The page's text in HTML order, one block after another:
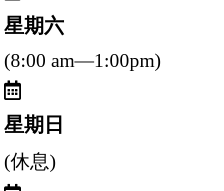
星期六
(8:00 am—1:00pm)
星期日
(休息)